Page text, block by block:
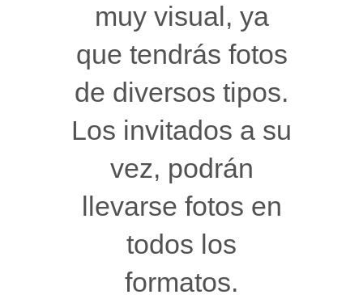
muy visual, ya
que tendrás fotos
de diversos tipos.
Los invitados a su
vez, podrán
llevarse fotos en
todos los
formatos.